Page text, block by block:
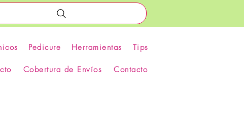
Pedicure Herramientas Tips
Cobertura de Envíos Contacto